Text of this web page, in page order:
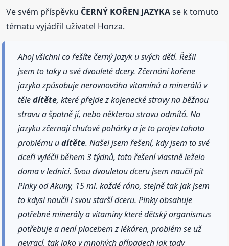
Ve svém příspěvku ČERNÝ KOŘEN JAZYKAse k tomuto
tématu vyjádřil uživatel Honza.
Ahoj všichni co řešíte černý jazyk u svých dětí. Řešil
jsem to taky u své dvouleté dcery. Zčernání kořene
jazyka způsobuje nerovnováha vitamínů a minerálů v
těledítěte, které přejde z kojenecké stravy na běžnou
stravu a špatně jí, nebo některou stravu odmítá. Na
jazyku zčernají chuťové pohárky a je to projev tohoto
problému udítěte. Našel jsem řešení, kdy jsem to své
dceři vyléčil během 3 týdnů, toto řešení vlastně leželo
doma v lednici. Svou dvouletou dceru jsem naučil pít
Pinky od Akuny, 15 ml. každé ráno, stejně tak jak jsem
to kdysi naučil i svou starší dceru. Pinky obsahuje
potřebné minerály a vitamíny které dětský organismus
potřebuje a není placebem z lékáren, problém se už
nevrací, tak jako v mnohých případech jak tady